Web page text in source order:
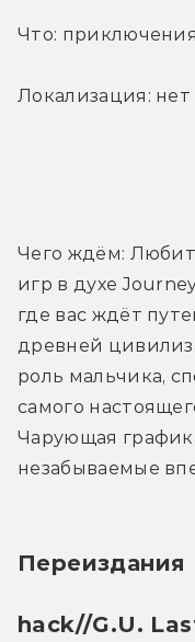
Что: приключения
Локализация: нет
Чего ждём:
игр в духе
где вас ждёт
древней
роль мальчика,
самого
Чарующая
незабываемые
Переиздания
hack//G.U.